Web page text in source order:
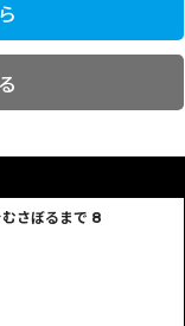
さぼるまで 8